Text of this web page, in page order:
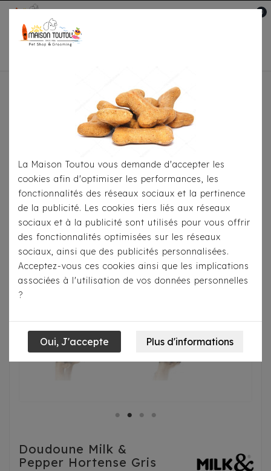
0
Accueil
Pour
Manteaux
Doudoune Milk & Pepper
Hortense Gris
Doudoune Milk &
Pepper Hortense Gris
La Maison Toutou vous demande d'accepter les
cookies afin d'optimiser les performances, les
fonctionnalités des réseaux sociaux et la pertinence
de la publicité. Les cookies tiers liés aux réseaux
sociaux et à la publicité sont utilisés pour vous offrir
des fonctionnalités optimisées sur les réseaux
sociaux, ainsi que des publicités personnalisées.
Acceptez-vous ces cookies ainsi que les implications
associées à l'utilisation de vos données personnelles
?